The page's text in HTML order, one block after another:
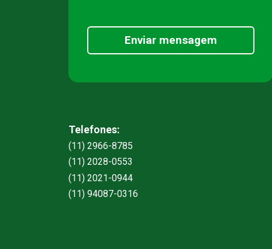
Enviar mensagem
Telefones:
(11) 2966-8785
(11) 2028-0553
(11) 2021-0944
(11) 94087-0316